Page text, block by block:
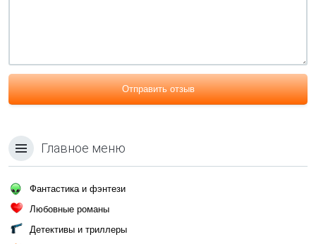
Отправить отзыв
Главное меню
Фантастика и фэнтези
Любовные романы
Детективы и триллеры